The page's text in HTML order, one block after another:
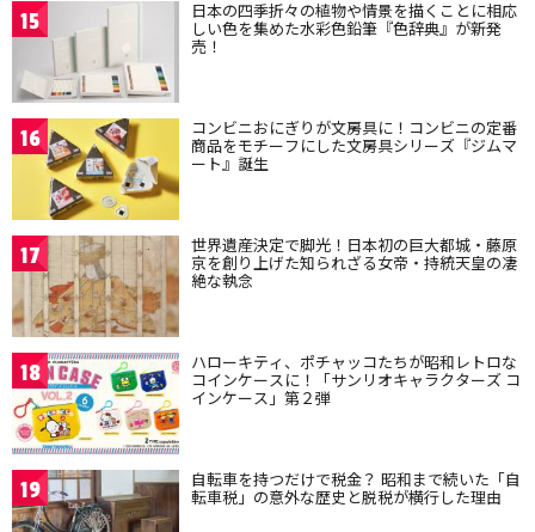
15 日本の四季折々の植物や情景を描くことに相応
しい色を集めた水彩色鉛筆『色辞典』が新発
売！
16 コンビニおにぎりが文房具に！コンビニの定番
商品をモチーフにした文房具シリーズ『ジムマ
ート』誕生
17 世界遺産決定で脚光！日本初の巨大都城・藤原
京を創り上げた知られざる女帝・持統天皇の凄
絶な執念
18 ハローキティ、ポチャッコたちが昭和レトロな
コインケースに！「サンリオキャラクターズ コ
インケース」第２弾
19 自転車を持つだけで税金？ 昭和まで続いた「自
転車税」の意外な歴史と脱税が横行した理由